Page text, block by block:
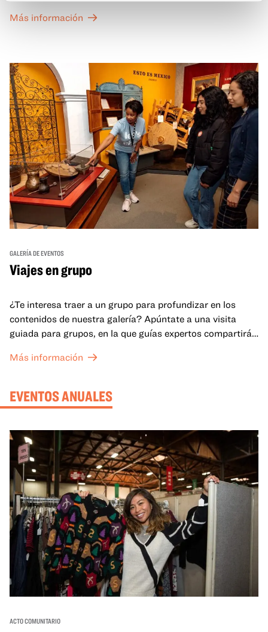
a un precio reducido de 6 $.
Más información
GALERÍA DE EVENTOS
Viajes en grupo
¿Te interesa traer a un grupo para profundizar en los
contenidos de nuestra galería? Apúntate a una visita
guiada para grupos, en la que guías expertos compartirán
mejor lo que se expone en las galerías del OMCA.
Más información
EVENTOS ANUALES
ACTO COMUNITARIO